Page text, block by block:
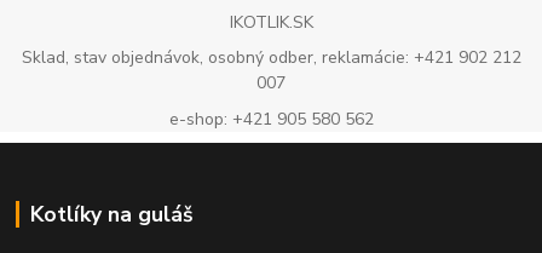
IKOTLIK.SK
Sklad, stav objednávok, osobný odber, reklamácie: +421 902 212
007
e-shop: +421 905 580 562
Kotlíky na guláš